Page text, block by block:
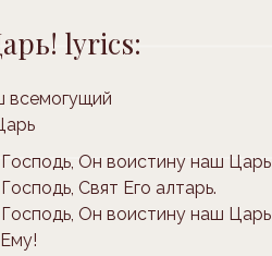
lyrics:
всемогущий
Он воистину наш Царь
Свят Его алтарь.
Он воистину наш Царь